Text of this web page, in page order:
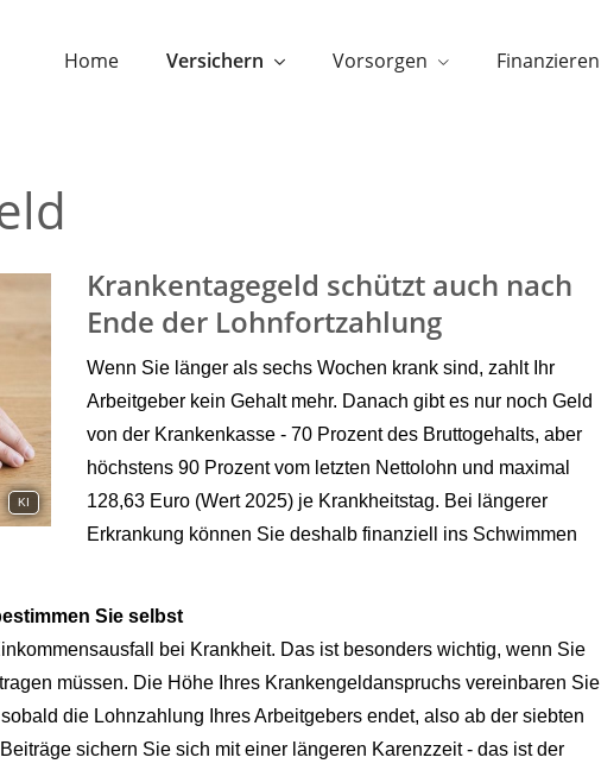
Home Versichern Vorsorgen Finanzieren
KI
Krankentagegeld schützt auch nach
Ende der Lohnfortzahlung
Wenn Sie länger als sechs Wochen krank sind, zahlt Ihr
Arbeitgeber kein Gehalt mehr. Danach gibt es nur noch Geld
von der Krankenkasse - 70 Prozent des Bruttogehalts, aber
höchstens 90 Prozent vom letzten Nettolohn und maximal
128,63 Euro (Wert 2025) je Krankheitstag. Bei längerer
Erkrankung können Sie deshalb finanziell ins Schwimmen
Sie selbst
bei Krankheit. Das ist besonders wichtig, wenn Sie
müssen. Die Höhe Ihres Krankengeldanspruchs vereinbaren Sie
die Lohnzahlung Ihres Arbeitgebers endet, also ab der siebten
sichern Sie sich mit einer längeren Karenzzeit - das ist der